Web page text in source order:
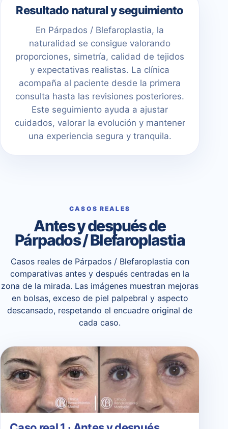
Resultado natural y seguimiento
En Párpados / Blefaroplastia, la
naturalidad se consigue valorando
proporciones, simetría, calidad de tejidos
y expectativas realistas. La clínica
acompaña al paciente desde la primera
consulta hasta las revisiones posteriores.
Este seguimiento ayuda a ajustar
cuidados, valorar la evolución y mantener
una experiencia segura y tranquila.
CASOS REALES
Antes y después de
Párpados / Blefaroplastia
Casos reales de Párpados / Blefaroplastia con
comparativas antes y después centradas en la
zona de la mirada. Las imágenes muestran mejoras
en bolsas, exceso de piel palpebral y aspecto
descansado, respetando el encuadre original de
cada caso.